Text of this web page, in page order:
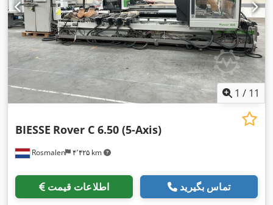
1 / 11
Rosmalen ۴٬۴۲۵ km
BIESSE Rover C 6.50 (5-Axis)
اطلاعات قیمت تماس بگیرید